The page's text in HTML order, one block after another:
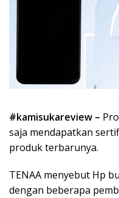
#kamisukareview –
saja mendapatkan
produk terbarunya.
TENAA menyebut Hp
dengan beberapa